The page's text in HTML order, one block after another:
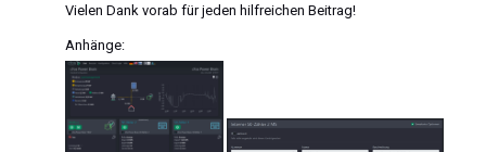
Vielen Dank vorab für jeden hilfreichen Beitrag!
Anhänge: